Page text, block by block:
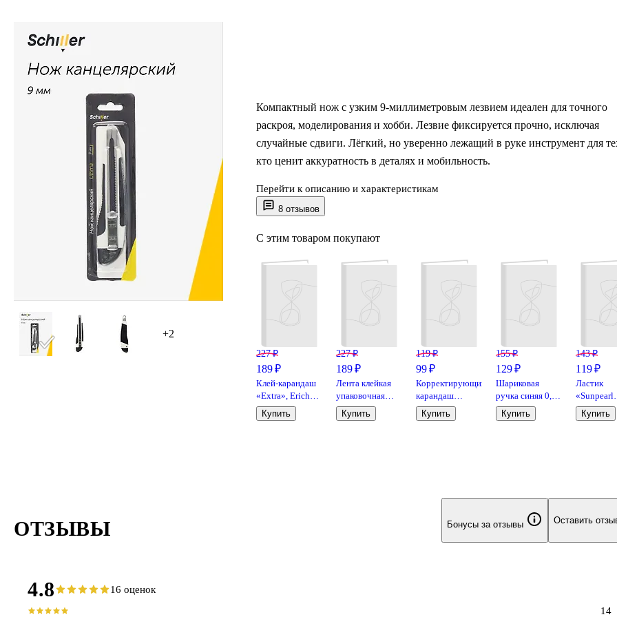
+2
8 отзывов
Компактный нож с узким 9-миллиметровым лезвием идеален для точного
раскроя, моделирования и хобби. Лезвие фиксируется прочно, исключая
случайные сдвиги. Лёгкий, но уверенно лежащий в руке инструмент для
кто ценит аккуратность в деталях и мобильность.
Продукция Schiller — собственный бренд Читай-города, в котором мы
соединили лаконичность и удобство!
Перейти к описанию и характеристикам
С этим товаром покупают
227 ₽
189 ₽
Клей-карандаш
«Extra», Erich
Krause, 15 г
Купить
227 ₽
189 ₽
Лента клейкая
упаковочная
прозрачная, 48
мм х 60 м,
Купить
119 ₽
99 ₽
Корректирующий
карандаш
GoodMark, 8 мл,
металлический
Купить
155 ₽
129 ₽
Шариковая
ручка синяя 0,5
мм, MC Gold,
MunHwa
Купить
143 ₽
119 ₽
Ластик
«Sunpearl
6541/40»,
Noor,
Купить
ОТЗЫВЫ Бонусы за отзывы Оставить
4.8 16 оценок
14